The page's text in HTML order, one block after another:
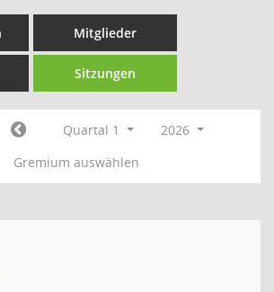
Mitglieder
Sitzungen
Quartal 1
2026
Gremium auswählen